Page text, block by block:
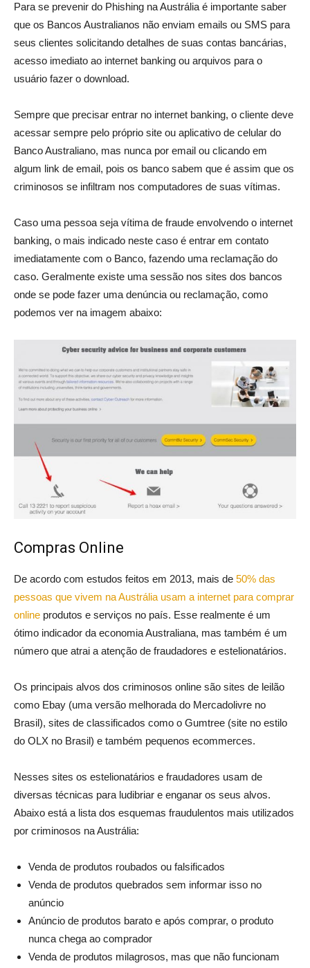
Para se prevenir do Phishing na Austrália é importante saber
que os Bancos Australianos não enviam emails ou SMS para
seus clientes solicitando detalhes de suas contas bancárias,
acesso imediato ao internet banking ou arquivos para o
usuário fazer o download.
Sempre que precisar entrar no internet banking, o cliente deve
acessar sempre pelo próprio site ou aplicativo de celular do
Banco Australiano, mas nunca por email ou clicando em
algum link de email, pois os banco sabem que é assim que os
criminosos se infiltram nos computadores de suas vítimas.
Caso uma pessoa seja vítima de fraude envolvendo o internet
banking, o mais indicado neste caso é entrar em contato
imediatamente com o Banco, fazendo uma reclamação do
caso. Geralmente existe uma sessão nos sites dos bancos
onde se pode fazer uma denúncia ou reclamação, como
podemos ver na imagem abaixo:
Compras Online
De acordo com estudos feitos em 2013, mais de 50% das
pessoas que vivem na Austrália usam a internet para comprar
online produtos e serviços no país. Esse realmente é um
ótimo indicador da economia Australiana, mas também é um
número que atrai a atenção de fraudadores e estelionatários.
Os principais alvos dos criminosos online são sites de leilão
como Ebay (uma versão melhorada do Mercadolivre no
Brasil), sites de classificados como o Gumtree (site no estilo
do OLX no Brasil) e também pequenos ecommerces.
Nesses sites os estelionatários e fraudadores usam de
diversas técnicas para ludibriar e enganar os seus alvos.
Abaixo está a lista dos esquemas fraudulentos mais utilizados
por criminosos na Austrália:
Venda de produtos roubados ou falsificados
Venda de produtos quebrados sem informar isso no
anúncio
Anúncio de produtos barato e após comprar, o produto
nunca chega ao comprador
Venda de produtos milagrosos, mas que não funcionam